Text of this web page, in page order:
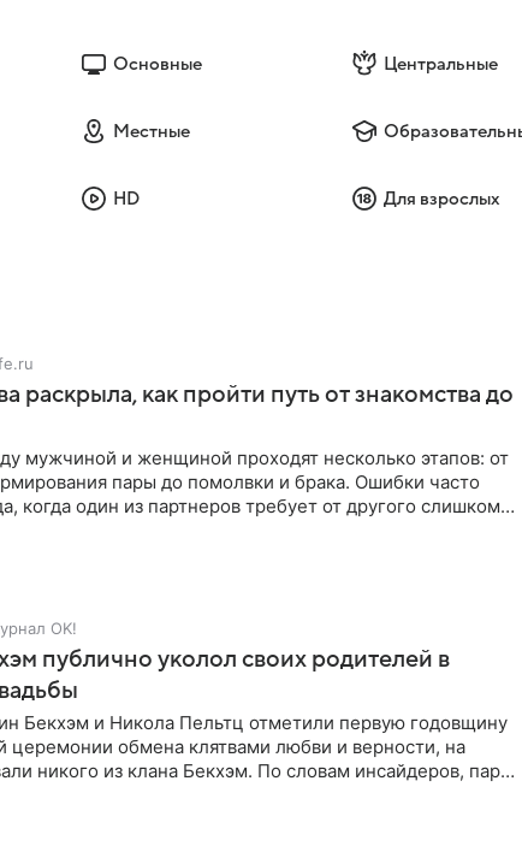
Основные Центральные
Местные
HD Для взрослых
раскрыла, как пройти путь от знакомства до
мужчиной и женщиной проходят несколько этапов: от
пары до помолвки и брака. Ошибки часто
когда один из партнеров требует от другого слишком
OK!
публично уколол своих родителей в
Бекхэм и Никола Пельтц отметили первую годовщину
церемонии обмена клятвами любви и верности, на
никого из клана Бекхэм. По словам инсайдеров, пара